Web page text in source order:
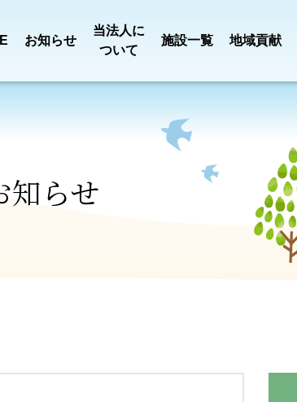
お知らせ
当法人に
ついて
ごあいさつ
施設一覧
児童養護施設
ひまわり園
地域貢献
ト
田宿川清掃
準
事業報告・
について
知らせ